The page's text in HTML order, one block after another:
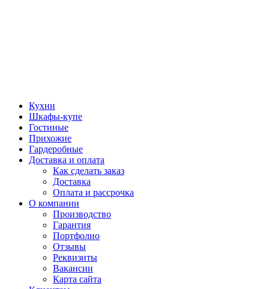
Кухни
Шкафы-купе
Гостиные
Прихожие
Гардеробные
Доставка и оплата
Как сделать заказ
Доставка
Оплата и рассрочка
О компании
Производство
Гарантия
Портфолио
Отзывы
Реквизиты
Вакансии
Карта сайта